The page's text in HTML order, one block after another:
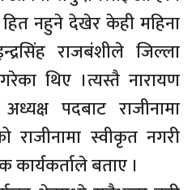
नहुने देखेर केही महिना
राजबंशीले जिल्ला
थिए ।त्यस्तै नारायण
पदबाट राजीनामा
स्वीकृत नगरी
बताए ।